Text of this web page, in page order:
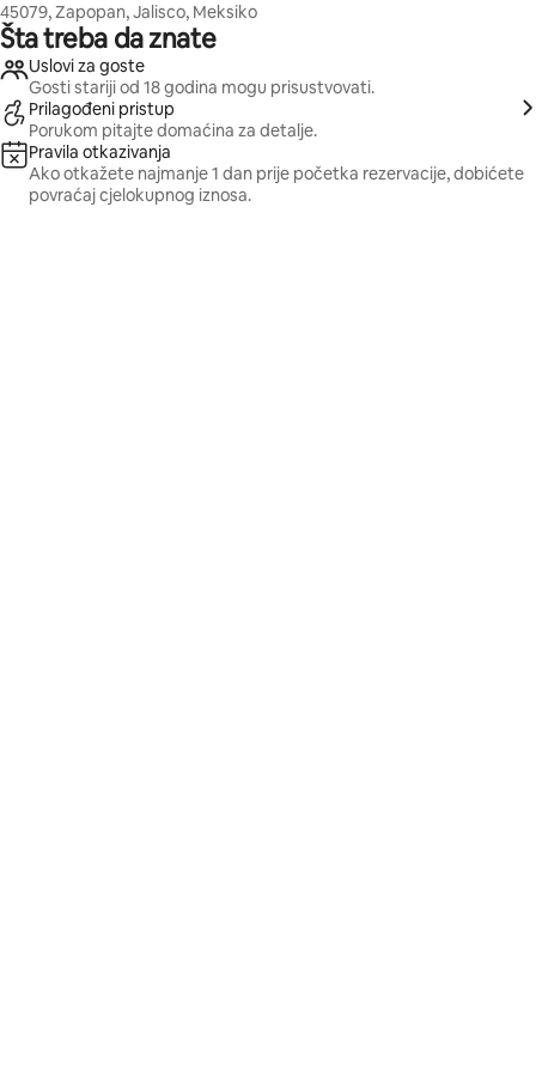
45079, Zapopan, Jalisco, Meksiko
Šta treba da znate
Uslovi za goste
Gosti stariji od 18 godina mogu prisustvovati.
Prilagođeni pristup
Porukom pitajte domaćina za detalje.
Pravila otkazivanja
Ako otkažete najmanje 1 dan prije početka rezervacije, dobićete
povraćaj cjelokupnog iznosa.